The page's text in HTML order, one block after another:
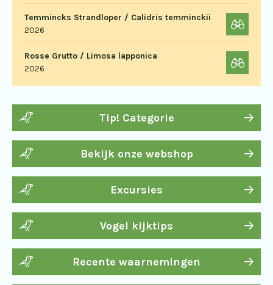
Temmincks Strandloper / Calidris temminckii
2026
Rosse Grutto / Limosa lapponica
2026
Tip! Categorie
Bekijk onze webshop
Excursies
Vogel kijktips
Recente waarnemingen